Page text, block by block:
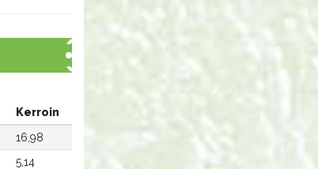
Kerroin
16,98
5,14